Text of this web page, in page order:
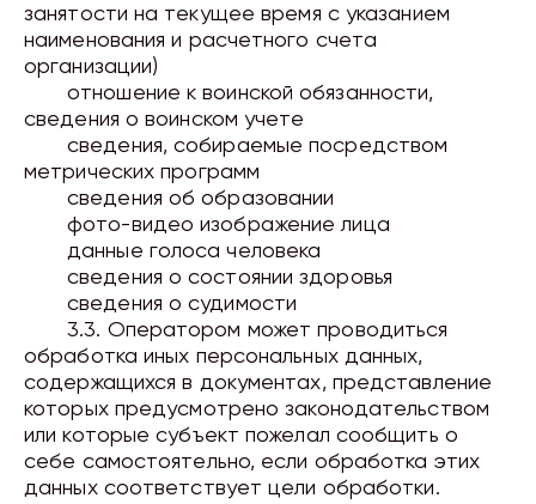
занятости на текущее время с указанием
наименования и расчетного счета
организации)
отношение к воинской обязанности,
сведения о воинском учете
сведения, собираемые посредством
метрических программ
сведения об образовании
фото-видео изображение лица
данные голоса человека
сведения о состоянии здоровья
сведения о судимости
3.3. Оператором может проводиться
обработка иных персональных данных,
содержащихся в документах, представление
которых предусмотрено законодательством
или которые субъект пожелал сообщить о
себе самостоятельно, если обработка этих
данных соответствует цели обработки.